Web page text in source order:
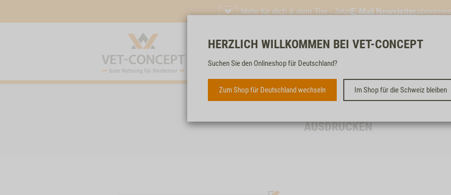
Mehr für dich & dein Tier - JetztE-Mail Newsletter
Kostenloser & schneller
HERZLICH WILLKOMMEN BEI VET-CONCEPT
Suchen Sie den Onlineshop für Deutschland?
Zum Shop für Deutschland wechseln Im Shop für die Schweiz bleiben
VET-CONCEPT
AUSDRUCKEN